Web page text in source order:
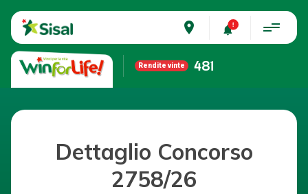
place
Rendite vinte 481
Dettaglio Concorso
2758/26